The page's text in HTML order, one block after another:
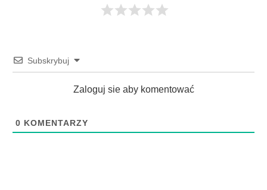
Subskrybuj
Zaloguj sie aby komentować
0 KOMENTARZY